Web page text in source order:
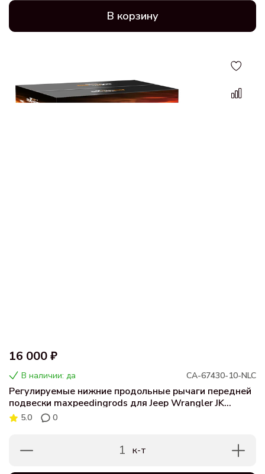
В корзину
16 000 ₽
В наличии: да CA-67430-10-NLC
Регулируемые нижние продольные рычаги передней
подвески maxpeedingrods для Jeep Wrangler JK
Unlimited 2007–2018 (лифт 0–6", комплект 2 шт.)
5.0 0
1 к-т